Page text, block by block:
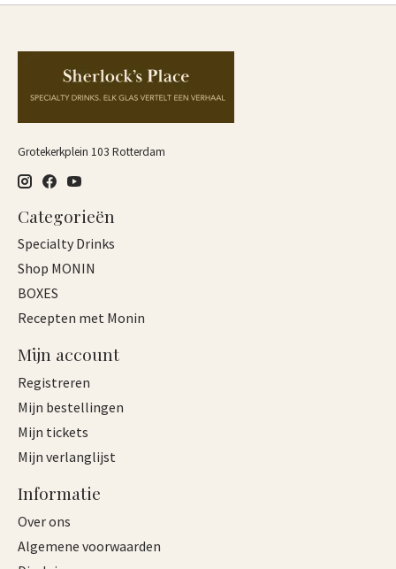
Grotekerkplein 103 Rotterdam
Categorieën
Specialty Drinks
Shop MONIN
BOXES
Recepten met Monin
Mijn account
Registreren
Mijn bestellingen
Mijn tickets
Mijn verlanglijst
Informatie
Over ons
Algemene voorwaarden